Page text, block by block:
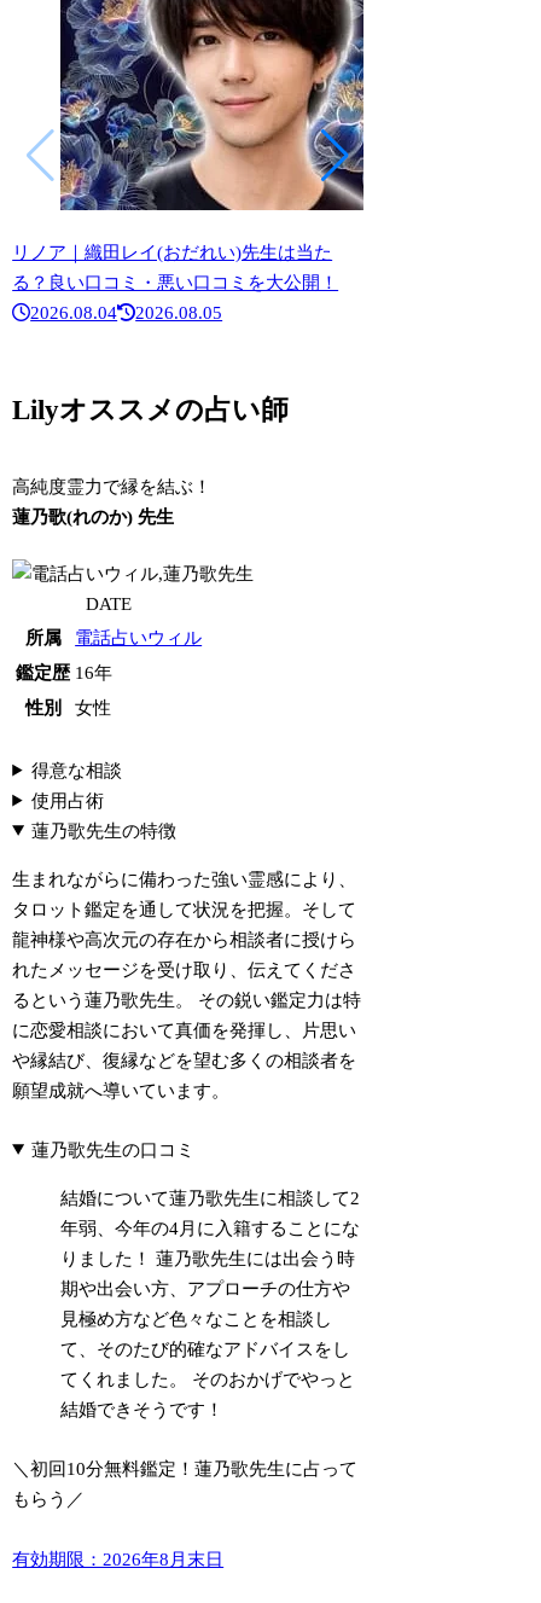
リノア｜織田レイ(おだれい)先生は当た
る？良い口コミ・悪い口コミを大公開！
2026.08.04
2026.08.05
Lilyオススメの占い師
高純度霊力で縁を結ぶ！
蓮乃歌(れのか) 先生
DATE
所属
電話占いウィル
鑑定歴 16年
性別
女性
得意な相談
使用占術
蓮乃歌先生の特徴
生まれながらに備わった強い霊感により、
タロット鑑定を通して状況を把握。そして
龍神様や高次元の存在から相談者に授けら
れたメッセージを受け取り、伝えてくださ
るという蓮乃歌先生。 その鋭い鑑定力は特
に恋愛相談において真価を発揮し、片思い
や縁結び、復縁などを望む多くの相談者を
願望成就へ導いています。
蓮乃歌先生の口コミ
結婚について蓮乃歌先生に相談して2
年弱、今年の4月に入籍することにな
りました！ 蓮乃歌先生には出会う時
期や出会い方、アプローチの仕方や
見極め方など色々なことを相談し
て、そのたび的確なアドバイスをし
てくれました。 そのおかげでやっと
結婚できそうです！
＼初回10分無料鑑定！蓮乃歌先生に占って
もらう／
有効期限：2026年8月末日